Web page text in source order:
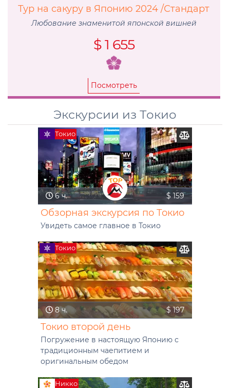
Тур на сакуру в Японию 2024 /Стандарт
Любование знаменитой японской вишней
$ 1 655
Посмотреть
Экскурсии из Токио
Токио
6 ч. $ 159
Обзорная экскурсия по Токио
Увидеть самое главное в Токио
Токио
8 ч. $ 197
Токио второй день
Погружение в настоящую Японию с
традиционным чаепитием и
оригинальным обедом
Никко